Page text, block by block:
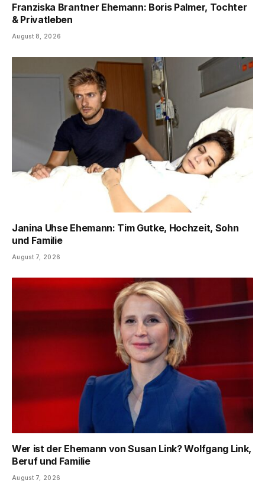
Franziska Brantner Ehemann: Boris Palmer, Tochter
& Privatleben
August 8, 2026
Janina Uhse Ehemann: Tim Gutke, Hochzeit, Sohn
und Familie
August 7, 2026
Wer ist der Ehemann von Susan Link? Wolfgang Link,
Beruf und Familie
August 7, 2026